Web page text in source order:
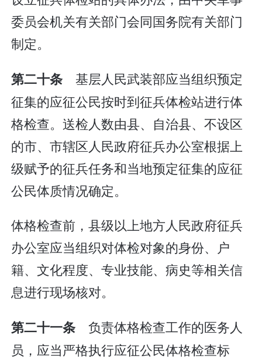
委员会机关有关部门会同国务院有关部门
制定。
第二十条 基层人民武装部应当组织预定
征集的应征公民按时到征兵体检站进行体
格检查。送检人数由县、自治县、不设区
的市、市辖区人民政府征兵办公室根据上
级赋予的征兵任务和当地预定征集的应征
公民体质情况确定。
体格检查前，县级以上地方人民政府征兵
办公室应当组织对体检对象的身份、户
籍、文化程度、专业技能、病史等相关信
息进行现场核对。
第二十一条 负责体格检查工作的医务人
员，应当严格执行应征公民体格检查标